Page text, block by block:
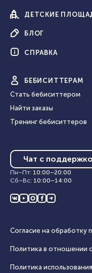
ДЕТСКИЕ
БЛОГ
СПРАВКА
БЕБИ СИТТЕРАМ
Стать бебиситтером
Найти заказы
Тренинг бебиситтеров
Чат с
Пн–Пт: 10:00–20:00
Сб–Вс: 10:00–14:00
Согласие на обработку
Политика в отношении
Политика